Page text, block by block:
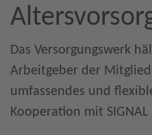
Das Versorgungswerk
Arbeitgeber der
umfassendes und
Kooperation mit